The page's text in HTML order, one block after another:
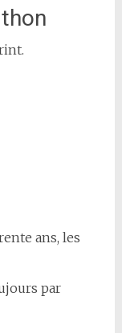
ans, les
par